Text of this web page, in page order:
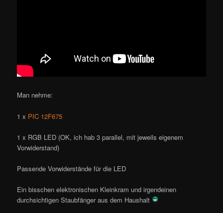
Man nehme:
1 x PIC 12F675
1 x RGB LED (OK, ich hab 3 parallel, mit jeweils eigenem
Vorwiderstand)
Passende Vorwiderstände für die LED
Ein bisschen elektronischen Kleinkram und irgendeinen
durchsichtigen Staubfänger aus dem Haushalt